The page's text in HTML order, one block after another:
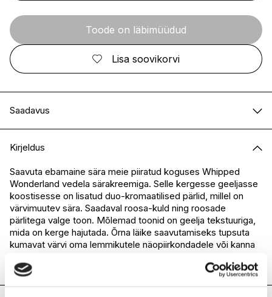
Toode on läbimüüdud
Lisa soovikorvi
Saadavus
I.L.U. Kristiine
I.L.U. Ülemiste
Ei ole saadaval
I.L.U. Rocca
Ei ole saadaval
I.L.U. Lõunakeskus
Ei ole saadaval
I.L.U. Pärnu
Ei ole saadaval
Kirjeldus
Saavuta ebamaine sära meie piiratud koguses Whipped
Wonderland vedela särakreemiga. Selle kergesse geeljasse
koostisesse on lisatud duo-kromaatilised pärlid, millel on
värvimuutev sära. Saadaval roosa-kuld ning roosade
pärlitega valge toon. Mõlemad toonid on geelja tekstuuriga,
mida on kerge hajutada. Õrna läike saavutamiseks tupsuta
kumavat värvi oma lemmikutele näopiirkondadele või kanna